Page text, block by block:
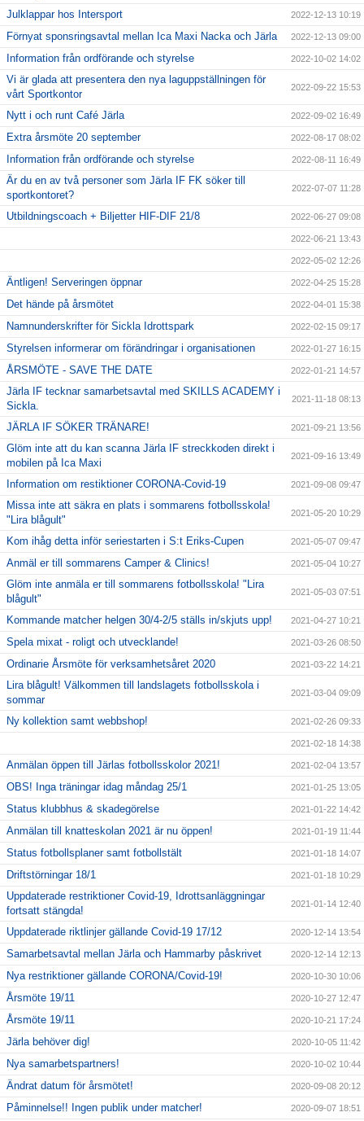
Julklappar hos Intersport 2022-12-13 10:19
Förnyat sponsringsavtal mellan Ica Maxi Nacka och Järla 2022-12-13 09:00
Information från ordförande och styrelse 2022-10-02 14:02
Vi är glada att presentera den nya laguppställningen för
vårt Sportkontor
2022-09-22 15:53
Nytt i och runt Café Järla 2022-09-02 16:49
Extra årsmöte 20 september 2022-08-17 08:02
Information från ordförande och styrelse 2022-08-11 16:49
Är du en av två personer som Järla IF FK söker till
sportkontoret?
2022-07-07 11:28
Utbildningscoach + Biljetter HIF-DIF 21/8 2022-06-27 09:08
2022-06-21 13:43
2022-05-02 12:26
Äntligen! Serveringen öppnar 2022-04-25 15:28
Det hände på årsmötet 2022-04-01 15:38
Namnunderskrifter för Sickla Idrottspark 2022-02-15 09:17
Styrelsen informerar om förändringar i organisationen 2022-01-27 16:15
ÅRSMÖTE - SAVE THE DATE 2022-01-21 14:57
Järla IF tecknar samarbetsavtal med SKILLS ACADEMY i
Sickla.
2021-11-18 08:13
JÄRLA IF SÖKER TRÄNARE! 2021-09-21 13:56
Glöm inte att du kan scanna Järla IF streckkoden direkt i
mobilen på Ica Maxi
2021-09-16 13:49
Information om restiktioner CORONA-Covid-19 2021-09-08 09:47
Missa inte att säkra en plats i sommarens fotbollsskola!
"Lira blågult"
2021-05-20 10:29
Kom ihåg detta inför seriestarten i S:t Eriks-Cupen 2021-05-07 09:47
Anmäl er till sommarens Camper & Clinics! 2021-05-04 10:27
Glöm inte anmäla er till sommarens fotbollsskola! "Lira
blågult"
2021-05-03 07:51
Kommande matcher helgen 30/4-2/5 ställs in/skjuts upp! 2021-04-27 10:21
Spela mixat - roligt och utvecklande! 2021-03-26 08:50
Ordinarie Årsmöte för verksamhetsåret 2020 2021-03-22 14:21
Lira blågult! Välkommen till landslagets fotbollsskola i
sommar
2021-03-04 09:09
Ny kollektion samt webbshop! 2021-02-26 09:33
2021-02-18 14:38
Anmälan öppen till Järlas fotbollsskolor 2021! 2021-02-04 13:57
OBS! Inga träningar idag måndag 25/1 2021-01-25 13:05
Status klubbhus & skadegörelse 2021-01-22 14:42
Anmälan till knatteskolan 2021 är nu öppen! 2021-01-19 11:44
Status fotbollsplaner samt fotbollstält 2021-01-18 14:07
Driftstörningar 18/1 2021-01-18 10:29
Uppdaterade restriktioner Covid-19, Idrottsanläggningar
fortsatt stängda!
2021-01-14 12:40
Uppdaterade riktlinjer gällande Covid-19 17/12 2020-12-14 13:54
Samarbetsavtal mellan Järla och Hammarby påskrivet 2020-12-14 12:13
Nya restriktioner gällande CORONA/Covid-19! 2020-10-30 10:06
Årsmöte 19/11 2020-10-27 12:47
Årsmöte 19/11 2020-10-21 17:24
Järla behöver dig! 2020-10-05 11:42
Nya samarbetspartners! 2020-10-02 10:44
Ändrat datum för årsmötet! 2020-09-08 20:12
Påminnelse!! Ingen publik under matcher! 2020-09-07 18:51